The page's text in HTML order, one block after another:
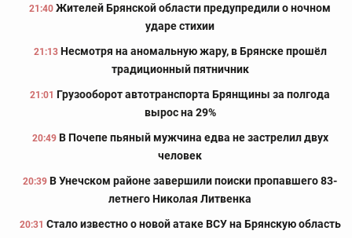
21:40 Жителей Брянской области предупредили о ночном
ударе стихии
21:13 Несмотря на аномальную жару, в Брянске прошёл
традиционный пятничник
21:01 Грузооборот автотранспорта Брянщины за полгода
вырос на 29%
20:49 В Почепе пьяный мужчина едва не застрелил двух
человек
20:39 В Унечском районе завершили поиски пропавшего 83-
летнего Николая Литвенка
20:31 Стало известно о новой атаке ВСУ на Брянскую область